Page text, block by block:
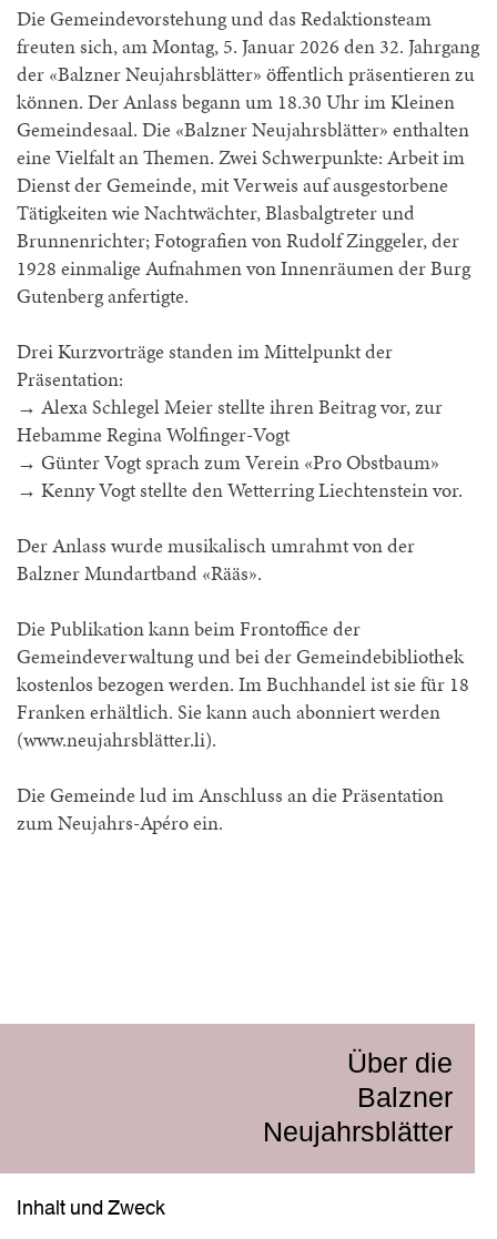
Die Gemeindevorstehung und das Redaktionsteam
freuten sich, am Montag, 5. Januar 2026 den 32. Jahrgang
der «Balzner Neujahrsblätter» öffentlich präsentieren zu
können. Der Anlass begann um 18.30 Uhr im Kleinen
Gemeindesaal. Die «Balzner Neujahrsblätter» enthalten
eine Vielfalt an Themen. Zwei Schwerpunkte: Arbeit im
Dienst der Gemeinde, mit Verweis auf ausgestorbene
Tätigkeiten wie Nachtwächter, Blasbalgtreter und
Brunnenrichter; Fotografien von Rudolf Zinggeler, der
1928 einmalige Aufnahmen von Innenräumen der Burg
Gutenberg anfertigte.
Drei Kurzvorträge standen im Mittelpunkt der
Präsentation:
→ Alexa Schlegel Meier stellte ihren Beitrag vor, zur
Hebamme Regina Wolfinger-Vogt
→ Günter Vogt sprach zum Verein «Pro Obstbaum»
→ Kenny Vogt stellte den Wetterring Liechtenstein vor.
Der Anlass wurde musikalisch umrahmt von der
Balzner Mundartband «Rääs».
Die Publikation kann beim Frontoffice der
Gemeindeverwaltung und bei der Gemeindebibliothek
kostenlos bezogen werden. Im Buchhandel ist sie für 18
Franken erhältlich. Sie kann auch abonniert werden
(www.neujahrsblätter.li).
Die Gemeinde lud im Anschluss an die Präsentation
zum Neujahrs-Apéro ein.
Über die
Balzner
Neujahrsblätter
Inhalt und Zweck